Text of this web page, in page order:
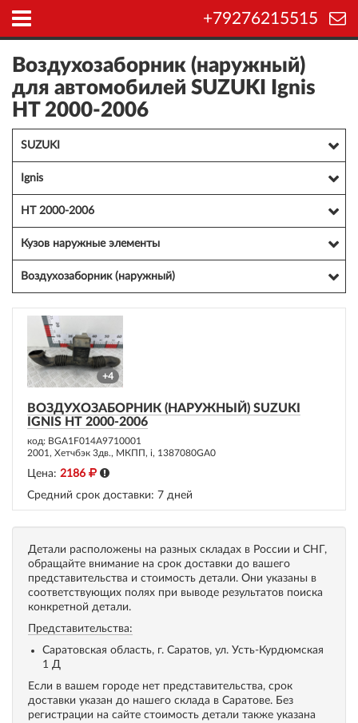
+79276215515
Воздухозаборник (наружный)
для автомобилей SUZUKI Ignis
HT 2000-2006
SUZUKI
Ignis
HT 2000-2006
Кузов наружные элементы
Воздухозаборник (наружный)
+4
ВОЗДУХОЗАБОРНИК (НАРУЖНЫЙ) SUZUKI
IGNIS HT 2000-2006
код: BGA1F014A9710001
2001, Хетчбэк 3дв., МКПП, i, 1387080GA0
Цена: 2186
Средний срок доставки: 7 дней
Детали расположены на разных складах в России и СНГ,
обращайте внимание на срок доставки до вашего
представительства и стоимость детали. Они указаны в
соответствующих полях при выводе результатов поиска
конкретной детали.
Представительства:
Саратовская область, г. Саратов, ул. Усть-Курдюмская
1 Д
Если в вашем городе нет представительства, срок
доставки указан до нашего склада в Саратове. Без
регистрации на сайте стоимость детали также указана